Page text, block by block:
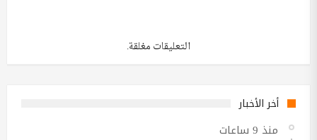
التعليقات مغلقة.
أخر الأخبار
منذ 9 ساعات